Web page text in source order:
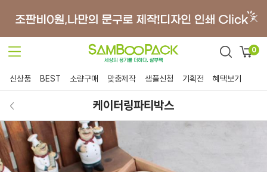
0
신상품 BEST 소량구매 맞춤제작 샘플신청 기획전 혜택보기
케이터링파티박스